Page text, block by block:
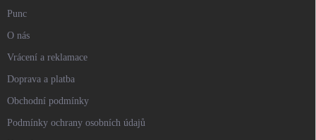
Punc
O nás
Vrácení a reklamace
Doprava a platba
Obchodní podmínky
Podmínky ochrany osobních údajů